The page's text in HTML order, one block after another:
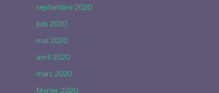
septembre 2020
juin 2020
mai 2020
avril 2020
mars 2020
février 2020